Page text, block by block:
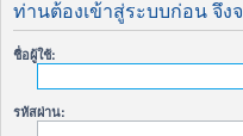
ท่านต้องเข้าสู่ระบบก่อน จึ
ชื่อผู้ใช้:
รหัสผ่าน: